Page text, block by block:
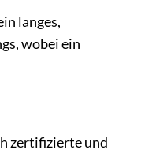
langes,
wobei ein
zertifizierte und